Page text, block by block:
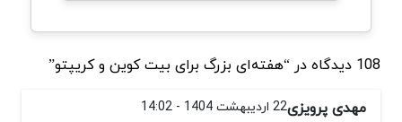
108 دیدگاه در “هفته‌ای بزرگ برای بیت کوین و کریپتو”
مهدی پرویزی22 اردیبهشت 1404 - 14:02